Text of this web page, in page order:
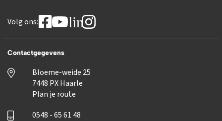
Volg ons: linkedin
Contactgegevens
Bloeme-weide 25
7448 PX Haarle
Plan je route
0548 - 65 61 48